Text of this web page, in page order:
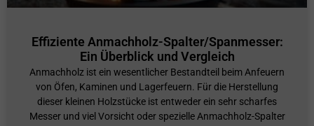
Effiziente Anmachholz-Spalter/Spanmesser:
Ein Überblick und Vergleich
Anmachholz ist ein wesentlicher Bestandteil beim Anfeuern
von Öfen, Kaminen und Lagerfeuern. Für die Herstellung
dieser kleinen Holzstücke ist entweder ein sehr scharfes
Messer und viel Vorsicht oder spezielle Anmachholz-Spalter